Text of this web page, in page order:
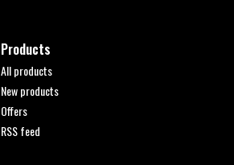
Products
All products
New products
Offers
RSS feed